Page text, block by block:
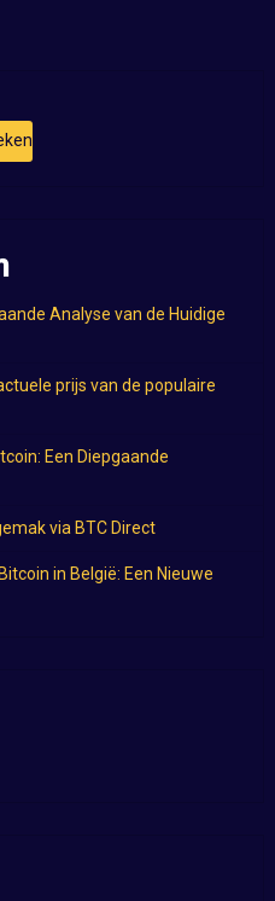
Analyse van de Huidige
prijs van de populaire
Een Diepgaande
via BTC Direct
in België: Een Nieuwe